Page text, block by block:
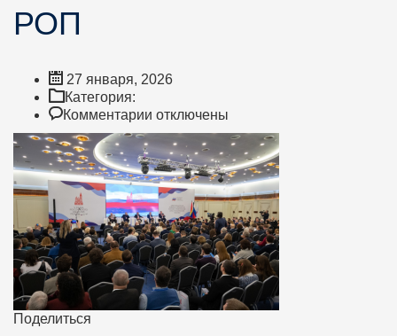
РОП
27 января, 2026
Категория:
Комментарии к
записи
РОП
отключены
Поделиться